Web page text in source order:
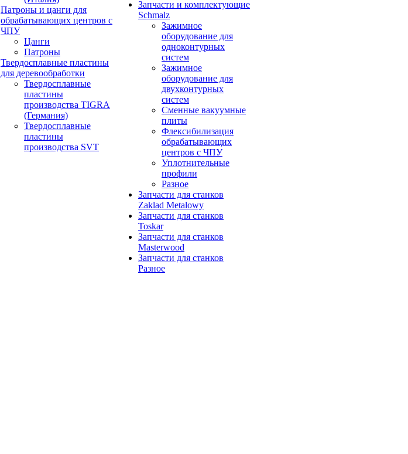
Патроны и цанги для
обрабатывающих центров с
ЧПУ
Цанги
Патроны
Твердосплавные пластины
для деревообработки
Твердосплавные
пластины
производства TIGRA
(Германия)
Твердосплавные
пластины
производства SVT
Запчасти и комплектующие
Schmalz
Зажимное
оборудование для
одноконтурных
систем
Зажимное
оборудование для
двухконтурных
систем
Сменные вакуумные
плиты
Флексибилизация
обрабатывающих
центров с ЧПУ
Уплотнительные
профили
Разное
Запчасти для станков
Zaklad Metalowy
Запчасти для станков
Toskar
Запчасти для станков
Masterwood
Запчасти для станков
Разное